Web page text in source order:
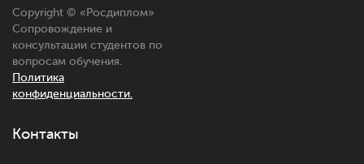
Copyright © «Росдиплом»
Сопровождение и
консультации студентов по
вопросам обучения.
Политика
конфиденциальности.
Контакты